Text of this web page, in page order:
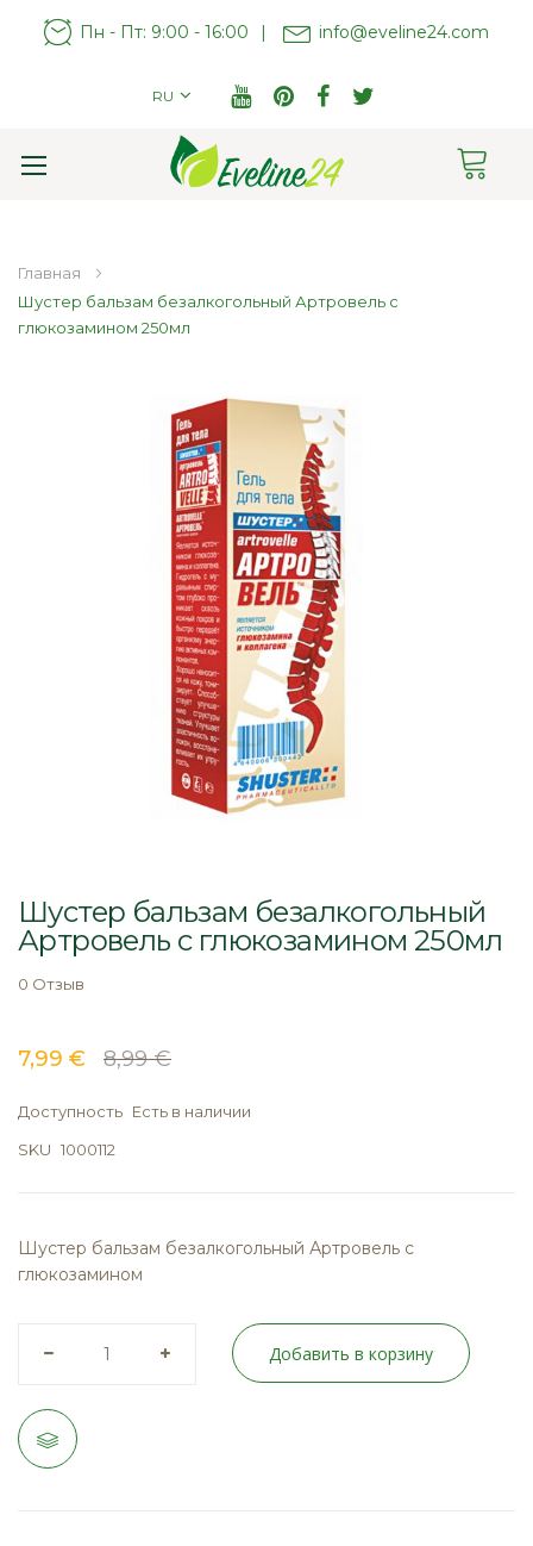
Пн - Пт: 9:00 - 16:00 | info@eveline24.com
RU
Главная
Шустер бальзам безалкогольный Артровель с
глюкозамином 250мл
началу
галереи
Шустер бальзам безалкогольный
Артровель с глюкозамином 250мл
0 Отзыв
7,99 € 8,99 €
Доступность Есть в наличии
SKU 1000112
Шустер бальзам безалкогольный Артровель с
глюкозамином
Добавить в корзину